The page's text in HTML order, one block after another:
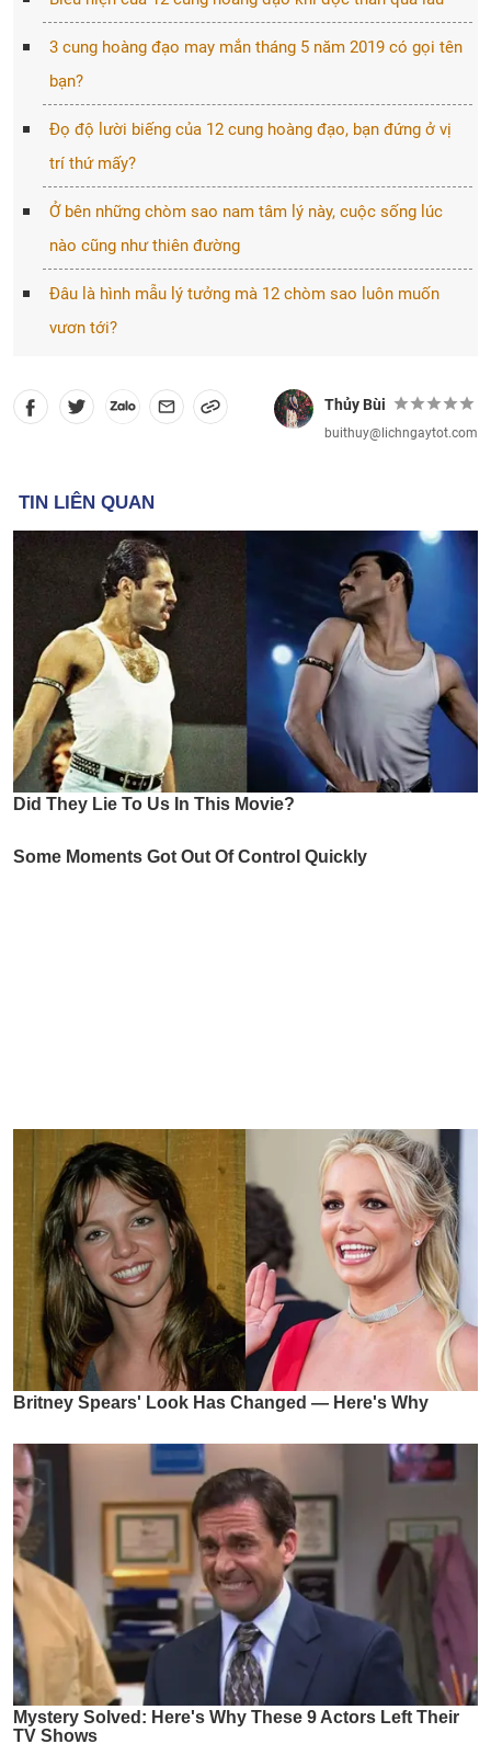
3 cung hoàng đạo may mắn tháng 5 năm 2019 có gọi tên
bạn?
Đọ độ lười biếng của 12 cung hoàng đạo, bạn đứng ở vị
trí thứ mấy?
Ở bên những chòm sao nam tâm lý này, cuộc sống lúc
nào cũng như thiên đường
Đâu là hình mẫu lý tưởng mà 12 chòm sao luôn muốn
vươn tới?
Thủy Bùi
buithuy@lichngaytot.com